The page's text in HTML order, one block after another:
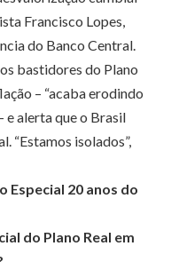
Francisco Lopes,
do Banco Central.
bastidores do Plano
– “acaba erodindo
e alerta que o Brasil
“Estamos isolados”,
Especial 20 anos do
do Plano Real em